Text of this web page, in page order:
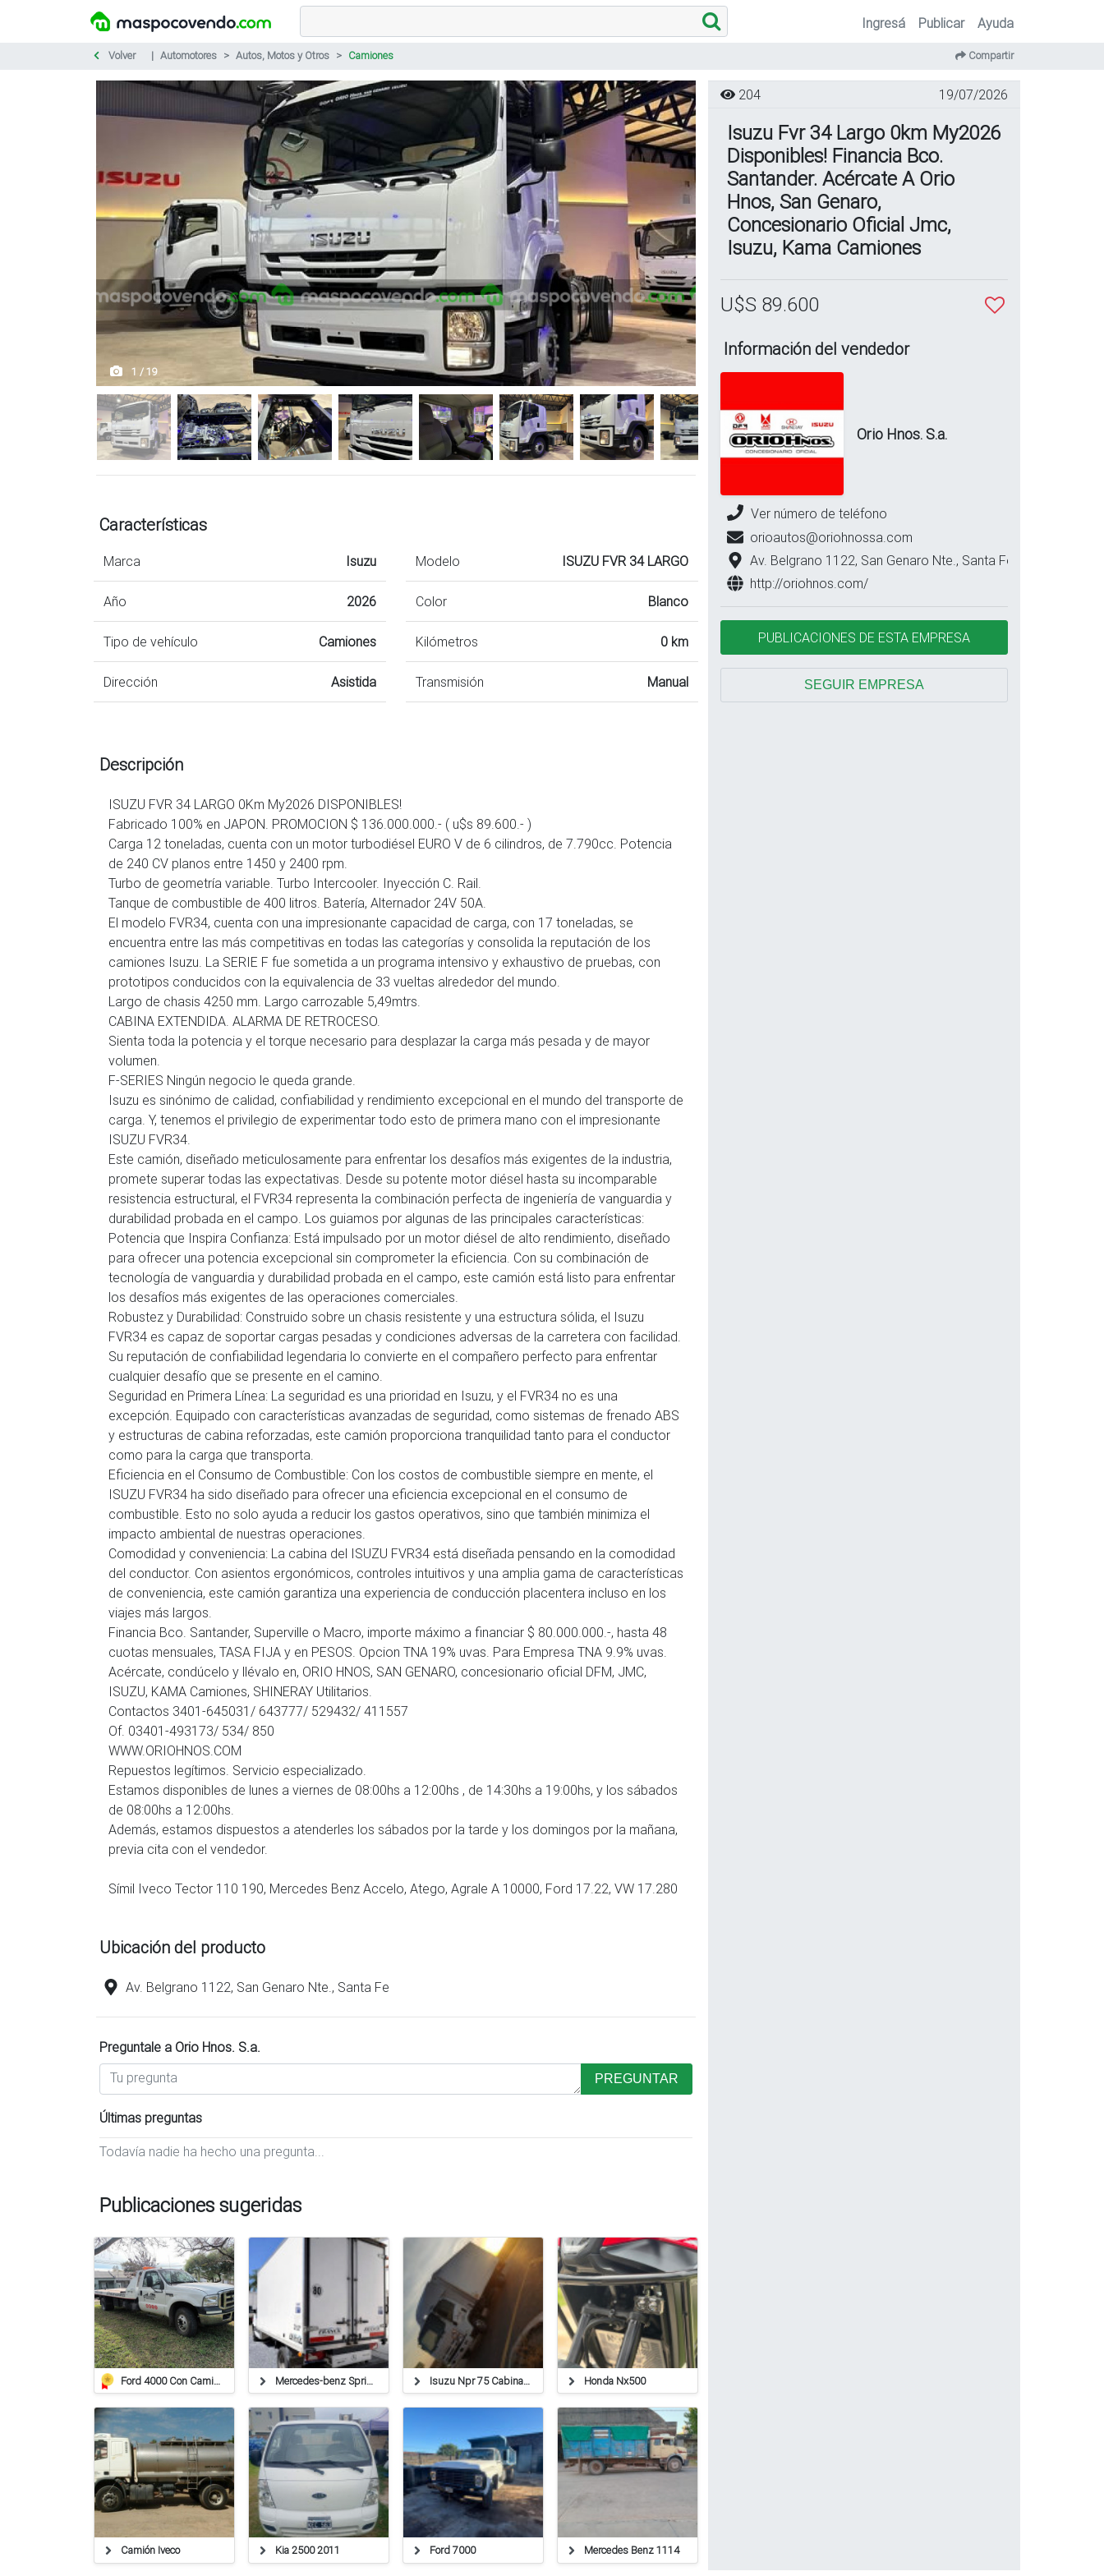
Ingresá Publicar Ayuda
Volver Automotores Autos, Motos y Otros Camiones Compartir
1 / 19
Características
Marca Isuzu
Año 2026
Tipo de vehículo Camiones
Dirección Asistida
Modelo ISUZU FVR 34 LARGO
Color Blanco
Kilómetros 0 km
Transmisión Manual
Descripción
ISUZU FVR 34 LARGO 0Km My2026 DISPONIBLES!
Fabricado 100% en JAPON. PROMOCION $ 136.000.000.- ( u$s 89.600.- )
Carga 12 toneladas, cuenta con un motor turbodiésel EURO V de 6 cilindros, de 7.790cc. Potencia
de 240 CV planos entre 1450 y 2400 rpm.
Turbo de geometría variable. Turbo Intercooler. Inyección C. Rail.
Tanque de combustible de 400 litros. Batería, Alternador 24V 50A.
El modelo FVR34, cuenta con una impresionante capacidad de carga, con 17 toneladas, se
encuentra entre las más competitivas en todas las categorías y consolida la reputación de los
camiones Isuzu. La SERIE F fue sometida a un programa intensivo y exhaustivo de pruebas, con
prototipos conducidos con la equivalencia de 33 vueltas alrededor del mundo.
Largo de chasis 4250 mm. Largo carrozable 5,49mtrs.
CABINA EXTENDIDA. ALARMA DE RETROCESO.
Sienta toda la potencia y el torque necesario para desplazar la carga más pesada y de mayor
volumen.
F-SERIES Ningún negocio le queda grande.
Isuzu es sinónimo de calidad, confiabilidad y rendimiento excepcional en el mundo del transporte de
carga. Y, tenemos el privilegio de experimentar todo esto de primera mano con el impresionante
ISUZU FVR34.
Este camión, diseñado meticulosamente para enfrentar los desafíos más exigentes de la industria,
promete superar todas las expectativas. Desde su potente motor diésel hasta su incomparable
resistencia estructural, el FVR34 representa la combinación perfecta de ingeniería de vanguardia y
durabilidad probada en el campo. Los guiamos por algunas de las principales características:
Potencia que Inspira Confianza: Está impulsado por un motor diésel de alto rendimiento, diseñado
para ofrecer una potencia excepcional sin comprometer la eficiencia. Con su combinación de
tecnología de vanguardia y durabilidad probada en el campo, este camión está listo para enfrentar
los desafíos más exigentes de las operaciones comerciales.
Robustez y Durabilidad: Construido sobre un chasis resistente y una estructura sólida, el Isuzu
FVR34 es capaz de soportar cargas pesadas y condiciones adversas de la carretera con facilidad.
Su reputación de confiabilidad legendaria lo convierte en el compañero perfecto para enfrentar
cualquier desafío que se presente en el camino.
Seguridad en Primera Línea: La seguridad es una prioridad en Isuzu, y el FVR34 no es una
excepción. Equipado con características avanzadas de seguridad, como sistemas de frenado ABS
y estructuras de cabina reforzadas, este camión proporciona tranquilidad tanto para el conductor
como para la carga que transporta.
Eficiencia en el Consumo de Combustible: Con los costos de combustible siempre en mente, el
ISUZU FVR34 ha sido diseñado para ofrecer una eficiencia excepcional en el consumo de
combustible. Esto no solo ayuda a reducir los gastos operativos, sino que también minimiza el
impacto ambiental de nuestras operaciones.
Comodidad y conveniencia: La cabina del ISUZU FVR34 está diseñada pensando en la comodidad
del conductor. Con asientos ergonómicos, controles intuitivos y una amplia gama de características
de conveniencia, este camión garantiza una experiencia de conducción placentera incluso en los
viajes más largos.
Financia Bco. Santander, Superville o Macro, importe máximo a financiar $ 80.000.000.-, hasta 48
cuotas mensuales, TASA FIJA y en PESOS. Opcion TNA 19% uvas. Para Empresa TNA 9.9% uvas.
Acércate, condúcelo y llévalo en, ORIO HNOS, SAN GENARO, concesionario oficial DFM, JMC,
ISUZU, KAMA Camiones, SHINERAY Utilitarios.
Contactos 3401-645031/ 643777/ 529432/ 411557
Of. 03401-493173/ 534/ 850
WWW.ORIOHNOS.COM
Repuestos legítimos. Servicio especializado.
Estamos disponibles de lunes a viernes de 08:00hs a 12:00hs , de 14:30hs a 19:00hs, y los sábados
de 08:00hs a 12:00hs.
Además, estamos dispuestos a atenderles los sábados por la tarde y los domingos por la mañana,
previa cita con el vendedor.
Símil Iveco Tector 110 190, Mercedes Benz Accelo, Atego, Agrale A 10000, Ford 17.22, VW 17.280
Ubicación del producto
Av. Belgrano 1122, San Genaro Nte., Santa Fe
Preguntale a Orio Hnos. S.a.
PREGUNTAR
Últimas preguntas
Todavía nadie ha hecho una pregunta...
Publicaciones sugeridas
Ford 4000 Con Camilla De Auxilio Mercedes-benz Sprinter 515 Isuzu Npr 75 Cabina Simple - Chasis Largo Honda Nx500
Camión Iveco Kia 2500 2011 Ford 7000 Mercedes Benz 1114
204 19/07/2026
Isuzu Fvr 34 Largo 0km My2026
Disponibles! Financia Bco.
Santander. Acércate A Orio
Hnos, San Genaro,
Concesionario Oficial Jmc,
Isuzu, Kama Camiones
U$S 89.600
Información del vendedor
Orio Hnos. S.a.
Ver número de teléfono
orioautos@oriohnossa.com
Av. Belgrano 1122, San Genaro Nte., Santa Fe
http://oriohnos.com/
PUBLICACIONES DE ESTA EMPRESA
SEGUIR EMPRESA